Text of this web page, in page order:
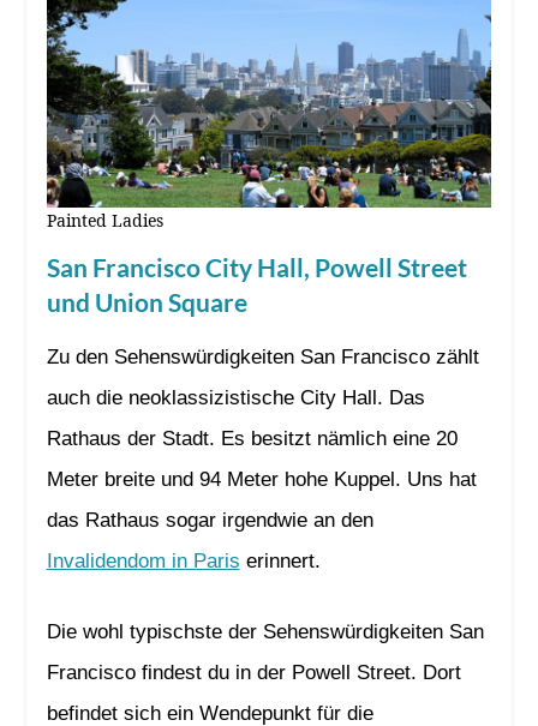
Painted Ladies
San Francisco City Hall, Powell Street
und Union Square
Zu den Sehenswürdigkeiten San Francisco zählt
auch die neoklassizistische City Hall. Das
Rathaus der Stadt. Es besitzt nämlich eine 20
Meter breite und 94 Meter hohe Kuppel. Uns hat
das Rathaus sogar irgendwie an den
Invalidendom in Paris erinnert.
Die wohl typischste der Sehenswürdigkeiten San
Francisco findest du in der Powell Street. Dort
befindet sich ein Wendepunkt für die